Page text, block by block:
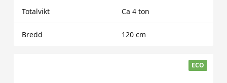
Totalvikt Ca 4 ton
Bredd 120 cm
ECO